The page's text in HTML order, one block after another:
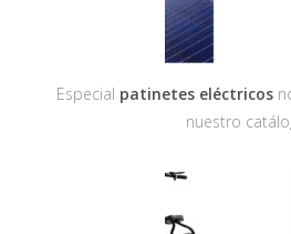
Especial patinetes eléctricos
nuestro